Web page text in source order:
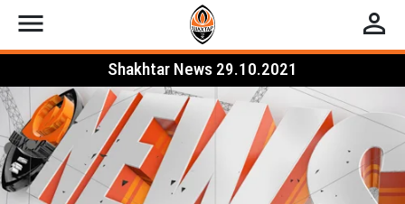
menu perm_identity
Shakhtar News 29.10.2021